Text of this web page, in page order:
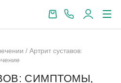
/ Артрит суставов:
СИМПТОМЫ,